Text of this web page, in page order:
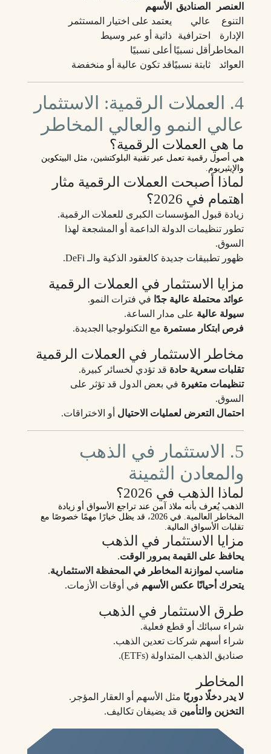
العنصر الصناديق
الأسهم
التنوع
عالي
يعتمد على اختيار المستثمر
الإدارة
احترافية
ذاتية أو عبر وسيط
المخاطر أقل نسبيًا أعلى نسبيًا
العوائد
ثابتة نسبيًاقد تكون عالية أو منخفضة
4. العملات الرقمية: الاستثمار
عالي النمو والعالي المخاطر
ما هي العملات الرقمية؟
هي أصول رقمية تعمل عبر تقنية البلوكتشين، مثل البيتكوين
والإيثيريوم.
لماذا أصبحت العملات الرقمية مثار
اهتمام في 2026؟
زيادة قبول المؤسسات الكبرى للعملات الرقمية.
تطور تنظيمات الدولة الداعمة أو المشجعة لهذا
السوق.
ظهور تطبيقات جديدة كالعقود الذكية والـ DeFi.
مزايا الاستثمار في العملات الرقمية
عوائد محتملة عالية جدًا في فترات النمو.
سيولة عالية على مدار الساعة.
فرص ابتكار مستمرة مع التكنولوجيا الجديدة.
مخاطر الاستثمار في العملات الرقمية
تقلبات سعرية حادة قد تؤدي لخسائر كبيرة.
تنظيمات متغيرة في بعض الدول قد تؤثر على
السوق.
احتمال التعرض لعمليات الاحتيال أو الاختراقات.
5. الاستثمار في الذهب
والمعادن الثمينة
لماذا الذهب في 2026؟
الذهب يُعرف بأنه ملاذ آمن عند تراجع الأسواق أو زيادة
المخاطر العالمية. في 2026، قد يظل خيارًا مهمًا خصوصًا مع
تقلبات الأسواق المالية.
مزايا الاستثمار في الذهب
يحافظ على القيمة بمرور الوقت.
مناسب لموازنة المخاطر في المحفظة الاستثمارية.
يتحرك أحيانًا عكس الأسهم في أوقات الأزمات.
طرق الاستثمار في الذهب
شراء سبائك أو قطع فعلية.
شراء أسهم شركات تعدين الذهب.
صناديق الذهب المتداولة (ETFs).
المخاطر
لا يدر دخلًا دوريًا مثل الأسهم أو العقار المؤجر.
التخزين والتأمين قد يضيفان تكاليف.